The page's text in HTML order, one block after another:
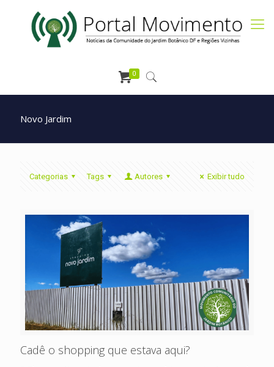
0
Novo Jardim
Categorias Tags Autores Exibir tudo
Cadê o shopping que estava aqui?